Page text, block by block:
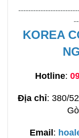
KOREA
Hotline:
Địa chỉ: 380/
Email: